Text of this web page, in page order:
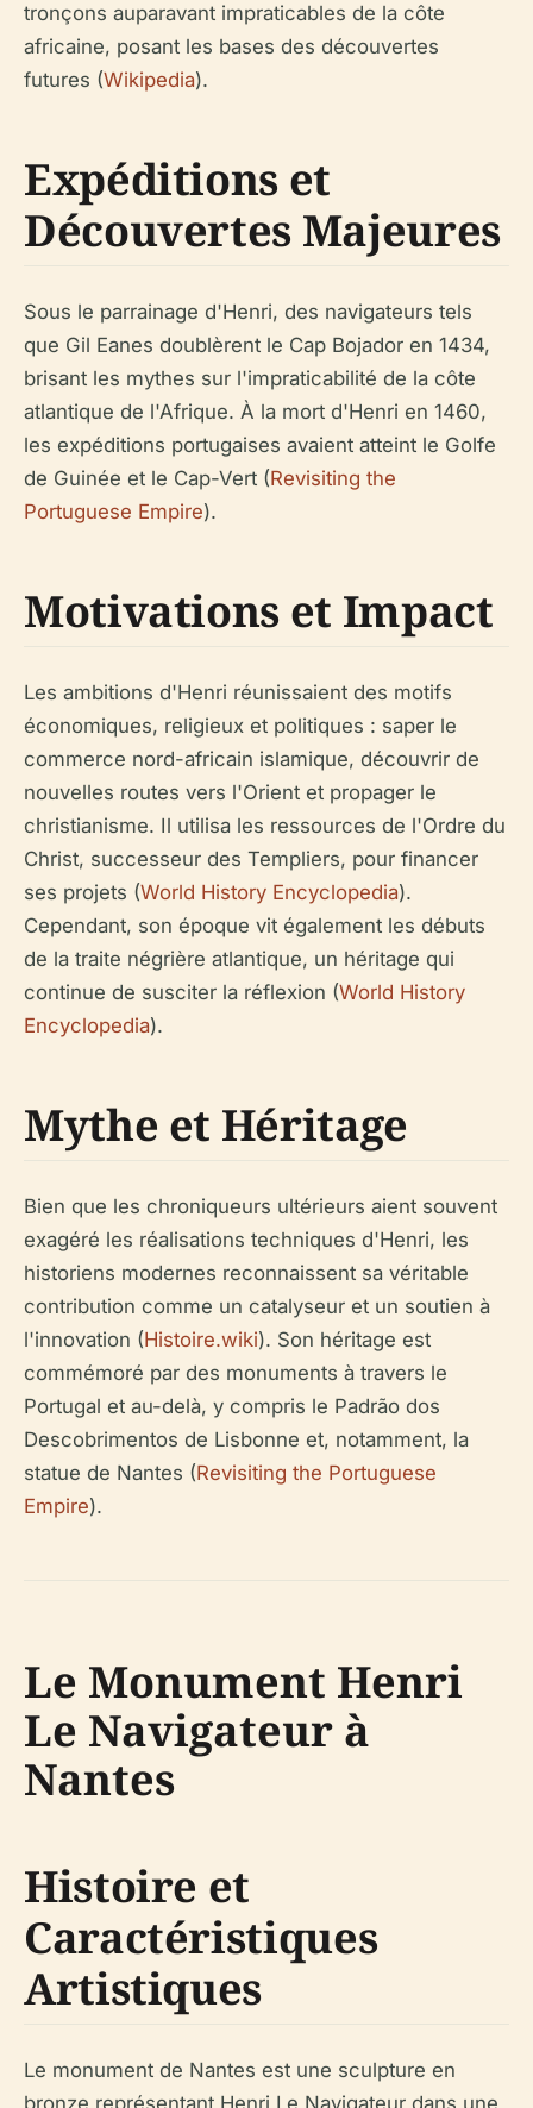
tronçons auparavant impraticables de la côte
africaine, posant les bases des découvertes
futures (Wikipedia).
Expéditions et
Découvertes Majeures
Sous le parrainage d'Henri, des navigateurs tels
que Gil Eanes doublèrent le Cap Bojador en 1434,
brisant les mythes sur l'impraticabilité de la côte
atlantique de l'Afrique. À la mort d'Henri en 1460,
les expéditions portugaises avaient atteint le Golfe
de Guinée et le Cap-Vert (Revisiting the
Portuguese Empire).
Motivations et Impact
Les ambitions d'Henri réunissaient des motifs
économiques, religieux et politiques : saper le
commerce nord-africain islamique, découvrir de
nouvelles routes vers l'Orient et propager le
christianisme. Il utilisa les ressources de l'Ordre du
Christ, successeur des Templiers, pour financer
ses projets (World History Encyclopedia).
Cependant, son époque vit également les débuts
de la traite négrière atlantique, un héritage qui
continue de susciter la réflexion (World History
Encyclopedia).
Mythe et Héritage
Bien que les chroniqueurs ultérieurs aient souvent
exagéré les réalisations techniques d'Henri, les
historiens modernes reconnaissent sa véritable
contribution comme un catalyseur et un soutien à
l'innovation (Histoire.wiki). Son héritage est
commémoré par des monuments à travers le
Portugal et au-delà, y compris le Padrão dos
Descobrimentos de Lisbonne et, notamment, la
statue de Nantes (Revisiting the Portuguese
Empire).
Le Monument Henri
Le Navigateur à
Nantes
Histoire et
Caractéristiques
Artistiques
Le monument de Nantes est une sculpture en
bronze représentant Henri Le Navigateur dans une